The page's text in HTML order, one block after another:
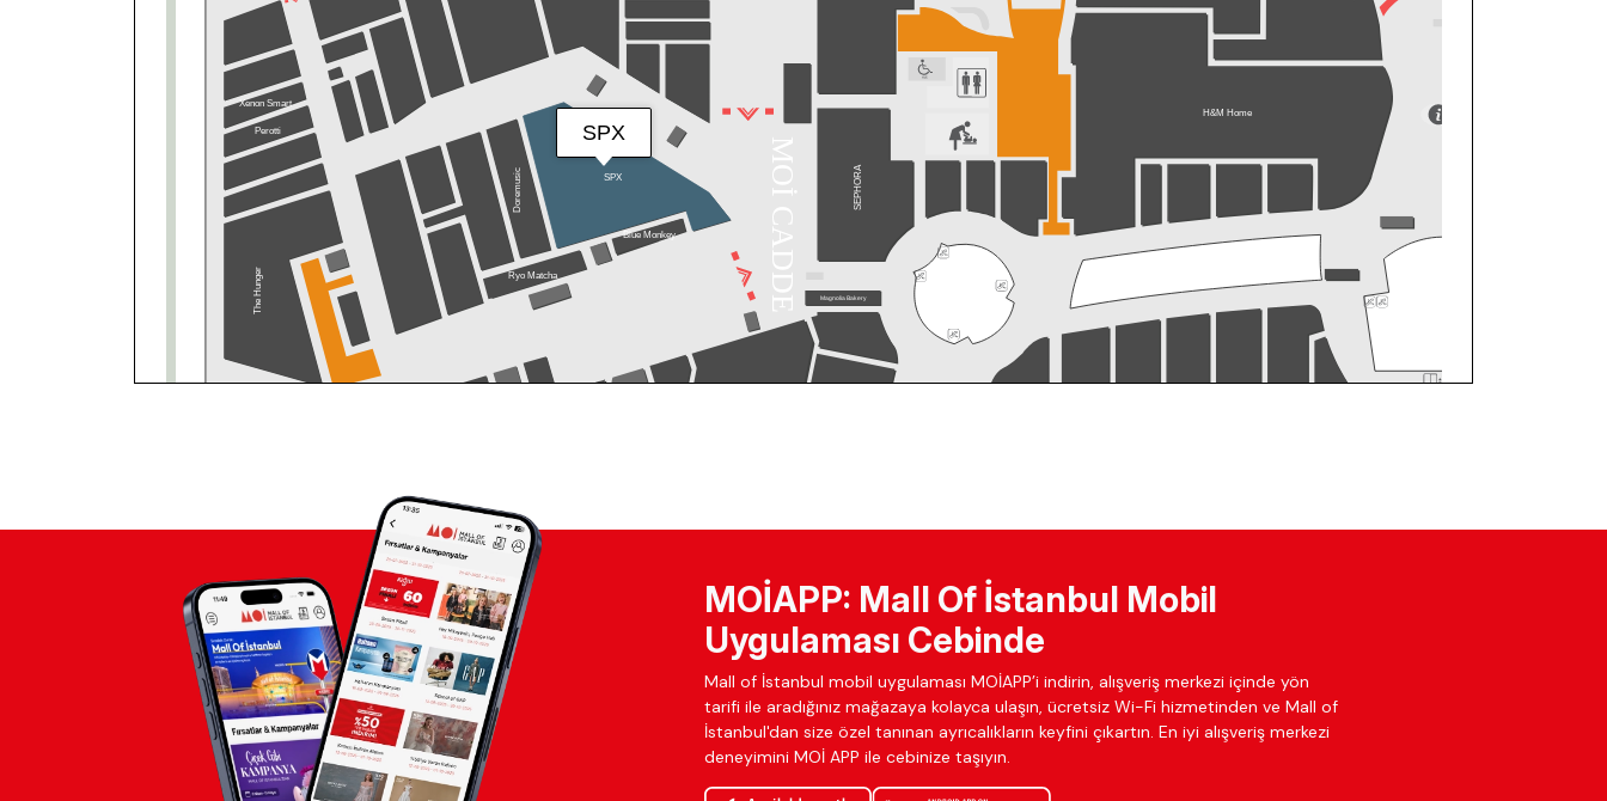
MOİAPP: Mall Of İstanbul Mobil
Uygulaması Cebinde
Mall of İstanbul mobil uygulaması MOİAPP’i indirin, alışveriş merkezi içinde yön
tarifi ile aradığınız mağazaya kolayca ulaşın, ücretsiz Wi-Fi hizmetinden ve Mall of
İstanbul'dan size özel tanınan ayrıcalıkların keyfini çıkartın. En iyi alışveriş merkezi
deneyimini MOİ APP ile cebinize taşıyın.